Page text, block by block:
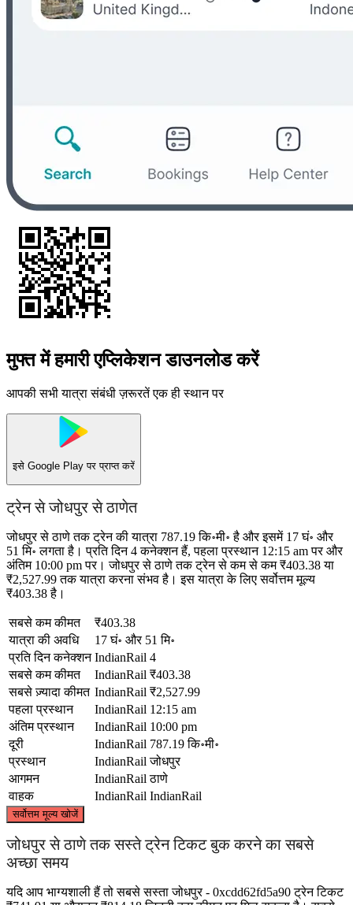
मुफ्त में हमारी एप्लिकेशन डाउनलोड करें
आपकी सभी यात्रा संबंधी ज़रूरतें एक ही स्थान पर
इसे Google Play पर प्राप्त करें
ट्रेन से जोधपुर से ठाणेत
जोधपुर से ठाणे तक ट्रेन की यात्रा 787.19 कि॰मी॰ है और इसमें 17 घं॰ और
51 मि॰ लगता है। प्रति दिन 4 कनेक्शन हैं, पहला प्रस्थान 12:15 am पर और
अंतिम 10:00 pm पर। जोधपुर से ठाणे तक ट्रेन से कम से कम ₹403.38 या
₹2,527.99 तक यात्रा करना संभव है। इस यात्रा के लिए सर्वोत्तम मूल्य
₹403.38 है।
सबसे कम कीमत
₹403.38
यात्रा की अवधि
17 घं॰ और 51 मि॰
प्रति दिन कनेक्शन IndianRail 4
सबसे कम कीमत
IndianRail ₹403.38
सबसे ज़्यादा कीमत IndianRail ₹2,527.99
पहला प्रस्थान
IndianRail 12:15 am
अंतिम प्रस्थान
IndianRail 10:00 pm
दूरी
IndianRail 787.19 कि॰मी॰
प्रस्थान
IndianRail जोधपुर
आगमन
IndianRail ठाणे
वाहक
IndianRail IndianRail
सर्वोत्तम मूल्य खोजें
Jodhpur
©CARTO
जोधपुर से ठाणे तक सस्ते ट्रेन टिकट बुक करने का सबसे
अच्छा समय
यदि आप भाग्यशाली हैं तो सबसे सस्ता जोधपुर - 0xcdd62fd5a90 ट्रेन टिकट